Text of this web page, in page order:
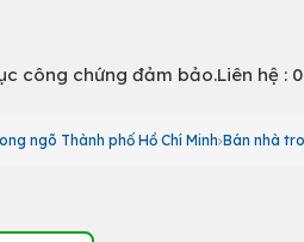
công chứng đảm bảo.Liên hệ :
ngõ Thành phố Hồ Chí Minh Bán nhà